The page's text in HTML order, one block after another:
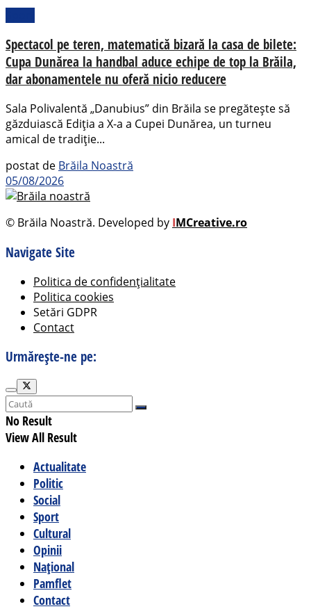
Spectacol pe teren, matematică bizară la casa de bilete:
Cupa Dunărea la handbal aduce echipe de top la Brăila,
dar abonamentele nu oferă nicio reducere
Sala Polivalentă „Danubius” din Brăila se pregătește să
găzduiască Ediția a X-a a Cupei Dunărea, un turneu
amical de tradiție...
postat de Brăila Noastră
05/08/2026
© Brăila Noastră. Developed by IMCreative.ro
Navigate Site
Politica de confidențialitate
Politica cookies
Setări GDPR
Contact
Urmărește-ne pe:
No Result
View All Result
Actualitate
Politic
Social
Sport
Cultural
Opinii
Național
Pamflet
Contact